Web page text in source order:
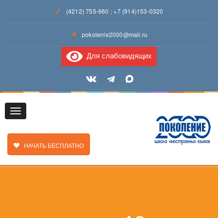
(4212) 755-660 ;+7 (914)153-0320
pokolenie2000@mail.ru
Для слабовидящих
Toggle
ЗАКАЗАТЬ ЗВОНОК
НАЧАТЬ БЕСПЛАТНО